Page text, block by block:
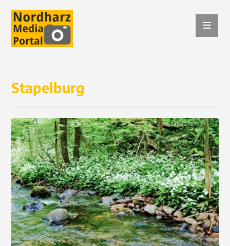
Stapelburg